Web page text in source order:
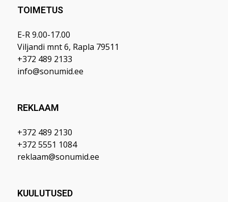
TOIMETUS
E-R 9.00-17.00
Viljandi mnt 6, Rapla 79511
+372 489 2133
info@sonumid.ee
REKLAAM
+372 489 2130
+372 5551 1084
reklaam@sonumid.ee
KUULUTUSED